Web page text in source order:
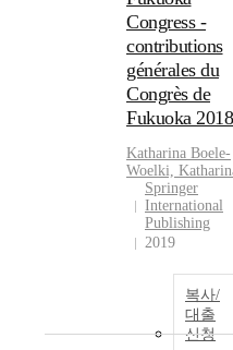
Congress -
contributions
générales du
Congrès de
Fukuoka 2018
Katharina Boele-
Woelki,
Springer
International
Publishing
2019
복사/
대출
신청